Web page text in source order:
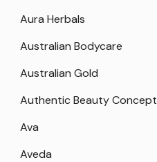
Aura Herbals
Australian Bodycare
Australian Gold
Authentic Beauty Concept
Ava
Aveda